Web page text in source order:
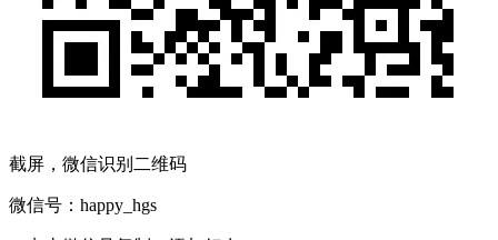
截屏，微信识别二维码
微信号： happy_hgs